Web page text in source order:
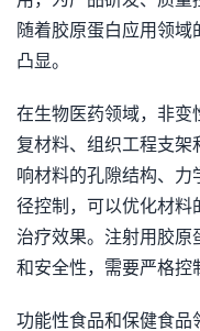
随着胶原蛋白应用领
凸显。
在生物医药领域，非
复材料、组织工程支
响材料的孔隙结构、
径控制，可以优化材料
治疗效果。注射用胶
和安全性，需要严格控
功能性食品和保健食